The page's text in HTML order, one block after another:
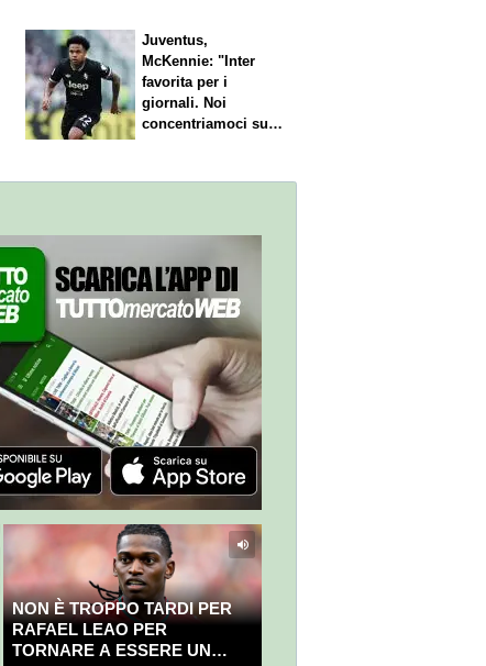
Juventus,
McKennie: "Inter
favorita per i
giornali. Noi
concentriamoci sul
NON È TROPPO TARDI PER
RAFAEL LEAO PER
TORNARE A ESSERE UN